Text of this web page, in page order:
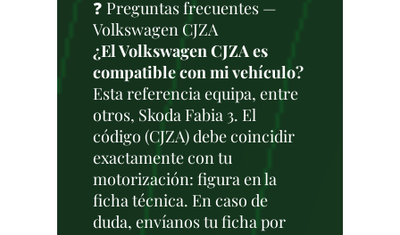
❓ Preguntas frecuentes —
Volkswagen CJZA
¿El Volkswagen CJZA es
compatible con mi vehículo?
Esta referencia equipa, entre
otros, Skoda Fabia 3. El
código (CJZA) debe coincidir
exactamente con tu
motorización: figura en la
ficha técnica. En caso de
duda, envíanos tu ficha por